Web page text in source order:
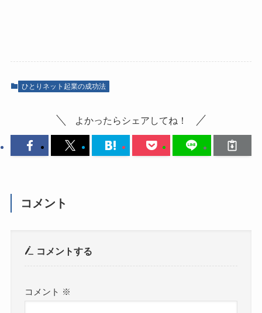
ひとりネット起業の成功法
よかったらシェアしてね！
コメント
コメントする
コメント ※